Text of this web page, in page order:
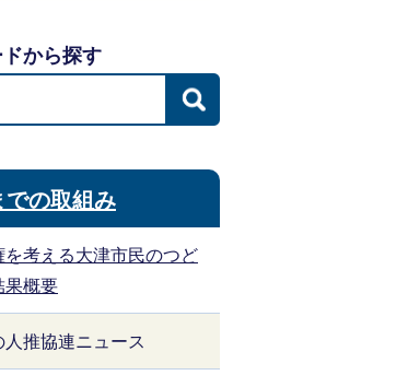
から探す
での取組み
を考える大津市民のつど
果概要
人推協連ニュース